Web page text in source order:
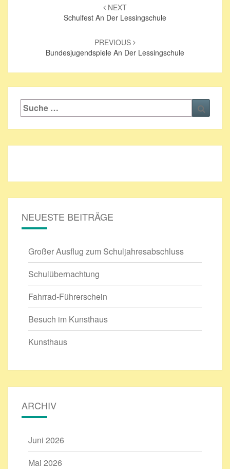
Navigation
NEXT
Schulfest An Der Lessingschule
PREVIOUS
Bundesjugendspiele An Der Lessingschule
Suche
nach:
NEUESTE BEITRÄGE
Großer Ausflug zum Schuljahresabschluss
Schulübernachtung
Fahrrad-Führerschein
Besuch im Kunsthaus
Kunsthaus
ARCHIV
Juni 2026
Mai 2026